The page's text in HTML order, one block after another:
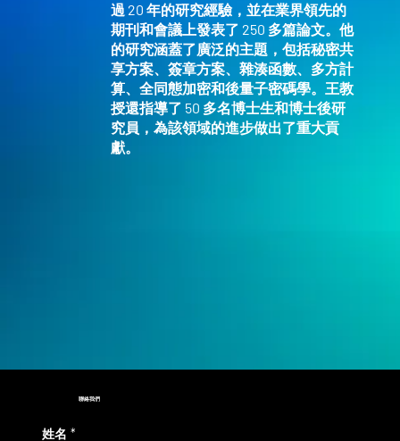
過 20 年的研究經驗，並在業界領先的
期刊和會議上發表了 250 多篇論文。他
的研究涵蓋了廣泛的主題，包括秘密共
享方案、簽章方案、雜湊函數、多方計
算、全同態加密和後量子密碼學。王教
授還指導了 50 多名博士生和博士後研
究員，為該領域的進步做出了重大貢
獻。
聯絡我們
姓名 *